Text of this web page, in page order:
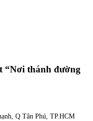
“Nơi thánh đường
Q Tân Phú, TP.HCM